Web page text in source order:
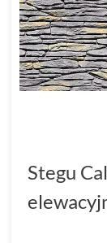
Stegu